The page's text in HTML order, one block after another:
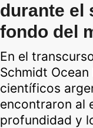
durante el
fondo del
En el
Schmidt
científicos
encontraron al
profundidad y